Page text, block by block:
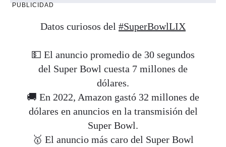
PUBLICIDAD
Datos curiosos del #SuperBowlLIX
💵 El anuncio promedio de 30 segundos
del Super Bowl cuesta 7 millones de
dólares.
🚚 En 2022, Amazon gastó 32 millones de
dólares en anuncios en la transmisión del
Super Bowl.
🥇 El anuncio más caro del Super Bowl